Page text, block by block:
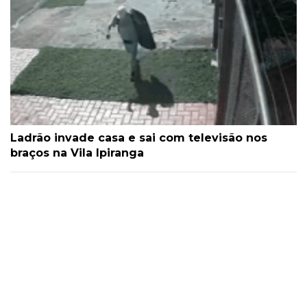
Ladrão invade casa e sai com televisão nos
braços na Vila Ipiranga